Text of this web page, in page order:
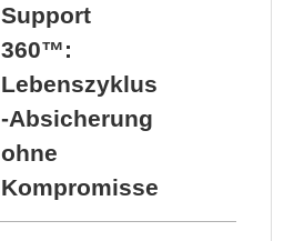
Support
360™:
Lebenszyklus
-Absicherung
ohne
Kompromisse